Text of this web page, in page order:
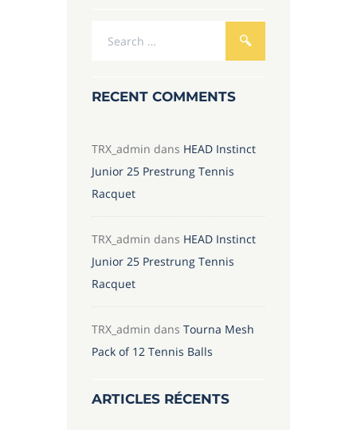
RECENT COMMENTS
TRX_admin dans HEAD Instinct
Junior 25 Prestrung Tennis
Racquet
TRX_admin dans HEAD Instinct
Junior 25 Prestrung Tennis
Racquet
TRX_admin dans Tourna Mesh
Pack of 12 Tennis Balls
ARTICLES RÉCENTS